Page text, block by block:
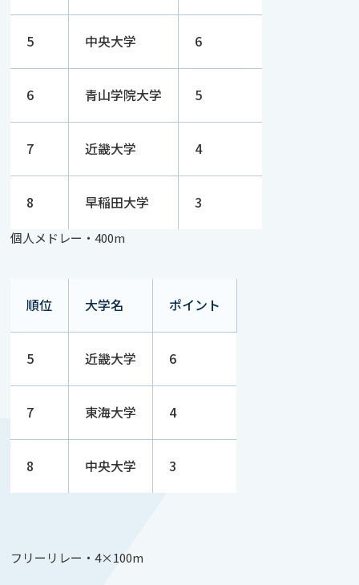
5 中央大学 6
6 青山学院大学 5
7 近畿大学 4
8 早稲田大学 3
個人メドレー・400m
順位 大学名 ポイント
5 近畿大学 6
7 東海大学 4
8 中央大学 3
フリーリレー・4×100m